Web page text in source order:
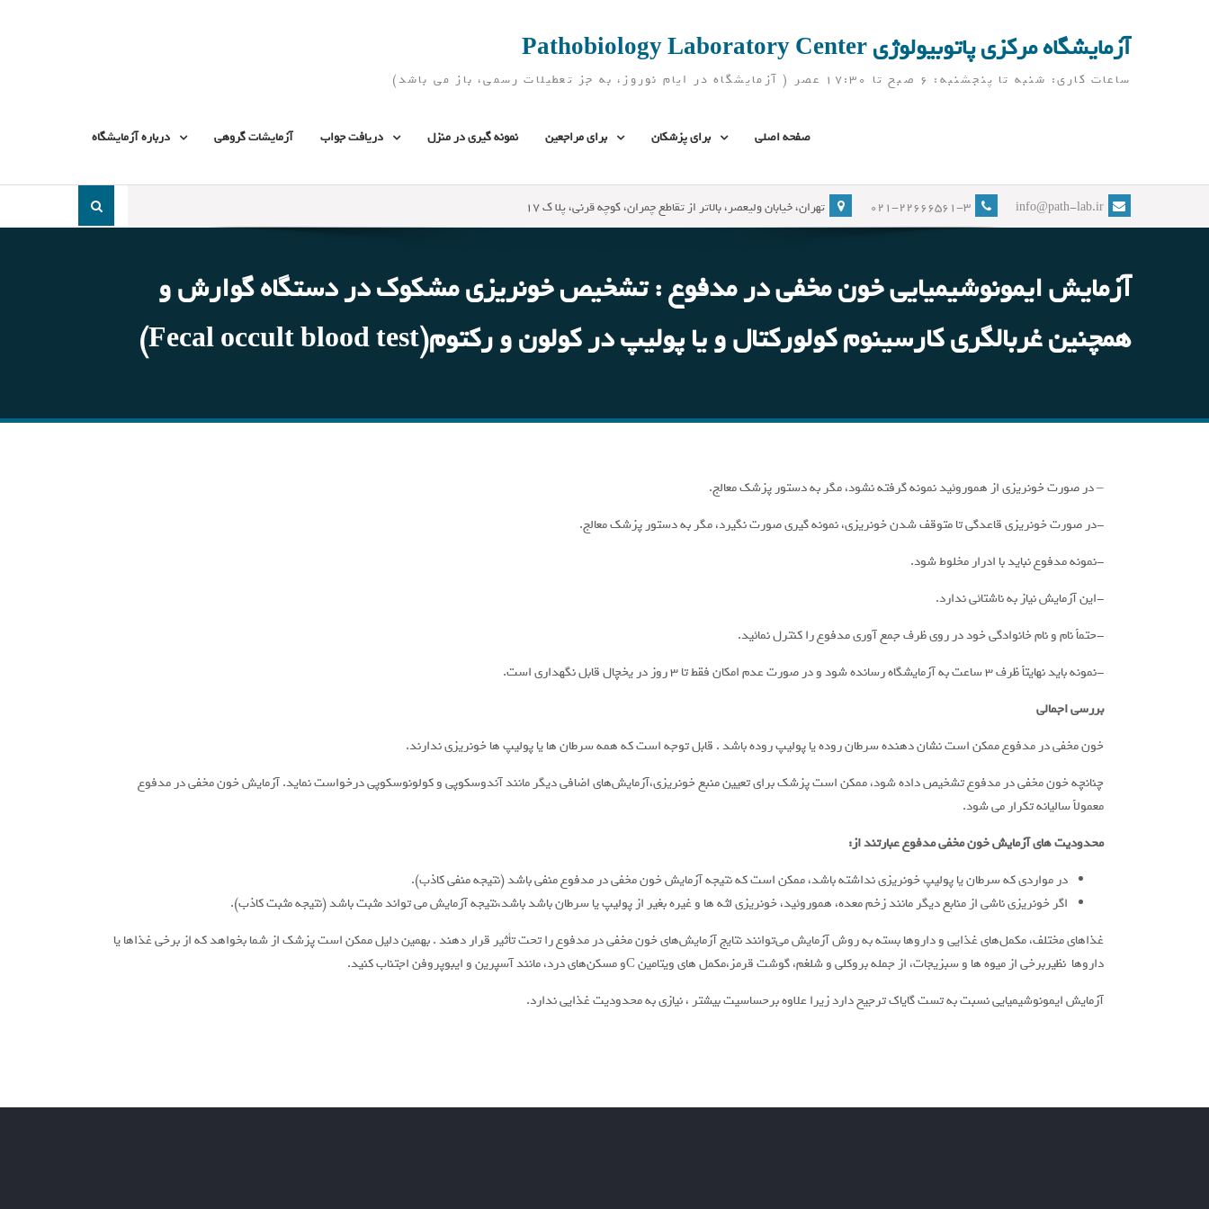
آزمایشگاه مرکزی پاتوبیولوژی Pathobiology Laboratory Center
ساعات کاری: شنبه تا پنجشنبه: 6 صبح تا 17:30 عصر ( آزمایشگاه در ایام نوروز، به جز تعطیلات رسمی، باز می باشد)
صفحه اصلی برای پزشکان برای مراجعین نمونه گیری در منزل دریافت جواب آزمایشات گروهی درباره آزمایشگاه
info@path-lab.ir
021-22666561-3 تهران، خیابان ولیعصر، بالاتر از تقاطع چمران، کوچه قرنی، پلا ک 17
جست
آزمایش ایمونوشیمیایی خون مخفی در مدفوع : تشخیص خونریزی مشکوک در دستگاه گوارش و
همچنین غربالگری کارسینوم کولورکتال و یا پولیپ در کولون و رکتوم(Fecal occult blood test)
– در صورت خونریزی از هموروئید نمونه گرفته نشود، مگر به دستور پزشک معالج.
-در صورت خونریزی قاعدگی تا متوقف شدن خونریزی، نمونه گیری صورت نگیرد، مگر به دستور پزشک معالج.
-نمونه مدفوع نباید با ادرار مخلوط شود.
-این آزمایش نیاز به ناشتائی ندارد.
-حتماً نام و نام خانوادگی خود در روی ظرف جمع آوری مدفوع را کنترل نمائید.
-نمونه باید نهایتاً ظرف 3 ساعت به آزمایشگاه رسانده شود و در صورت عدم امکان فقط تا 3 روز در یخچال قابل نگهداری است.
بررسی اجمالی
خون مخفی در مدفوع ممکن است نشان دهنده سرطان روده یا پولیپ روده باشد . قابل توجه است که همه سرطان ها یا پولیپ ها خونریزی ندارند.
چنانچه خون مخفی در مدفوع تشخیص داده شود، ممکن است پزشک برای تعیین منبع خونریزی،آزمایش‌های اضافی دیگر مانند آندوسکوپی و کولونوسکوپی درخواست نماید. آزمایش خون مخفی در مدفوع
معمولاً سالیانه تکرار می شود.
محدودیت های آزمایش خون مخفی مدفوع عبارتند از:
در مواردی که سرطان یا پولیپ خونریزی نداشته باشد، ممکن است که نتیجه آزمایش خون مخفی در مدفوع منفی باشد (نتیجه منفی کاذب).
اگر خونریزی ناشی از منابع دیگر مانند زخم معده، هموروئید، خونریزی لثه ها و غیره بغیر از پولیپ یا سرطان باشد باشد،نتیجه آزمایش می تواند مثبت باشد (نتیجه مثبت کاذب).
غذاهای مختلف، مکمل‌های غذایی و داروها بسته به روش آزمایش می‌توانند نتایج آزمایش‌های خون مخفی در مدفوع را تحت تأثیر قرار دهند . بهمین دلیل ممکن است پزشک از شما بخواهد که از برخی غذاها یا
داروها نظیربرخی از میوه ها و سبزیجات، از جمله بروکلی و شلغم، گوشت قرمز،مکمل های ویتامین Cو
مسکن‌های درد، مانند آسپرین و ایبوپروفن اجتناب کنید.
آزمایش ایمونوشیمیایی نسبت به تست گایاک ترجیح دارد زیرا علاوه برحساسیت بیشتر ، نیازی به محدودیت غذایی ندارد.